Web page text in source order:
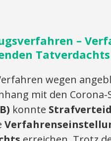
–
Tatverdachts
wegen
mit den
konnte